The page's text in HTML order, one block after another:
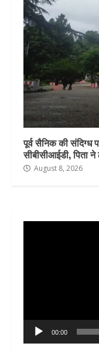
पूर्व सैनिक की संदिग्ध
सीबीसीआईडी, पिता
August 8, 2026
00:00